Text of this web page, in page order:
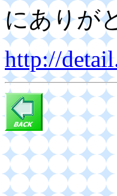
にありが
http://